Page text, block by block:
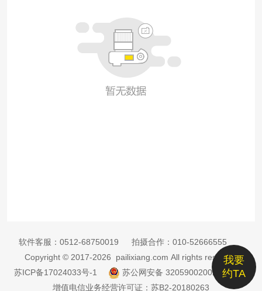
我要
约TA
软件客服： 0512-68750019 拍摄合作： 010-52666555
Copyright © 2017-2026 pailixiang.com All rights reserved
苏ICP备17024033号-1
苏公网安备 32059002002885号
增值电信业务经营许可证：苏B2-20180263